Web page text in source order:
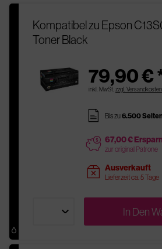
Kompatibel zu Epson
Toner Black
79,90 €
inkl. MwSt. zzgl. Versandkosten
pages Bis zu6.500
price 67,00 €
zur original Patrone
sold Ausverkauft
Lieferzeit ca. 5 Tage
In Den